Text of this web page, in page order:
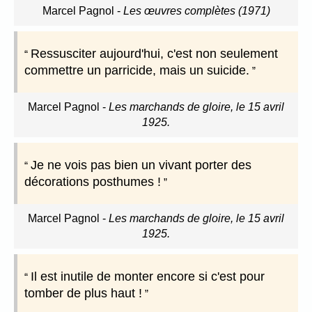
Marcel Pagnol - Les œuvres complètes (1971)
Ressusciter aujourd'hui, c'est non seulement
commettre un parricide, mais un suicide.
Marcel Pagnol - Les marchands de gloire, le 15 avril
1925.
Je ne vois pas bien un vivant porter des
décorations posthumes !
Marcel Pagnol - Les marchands de gloire, le 15 avril
1925.
Il est inutile de monter encore si c'est pour
tomber de plus haut !